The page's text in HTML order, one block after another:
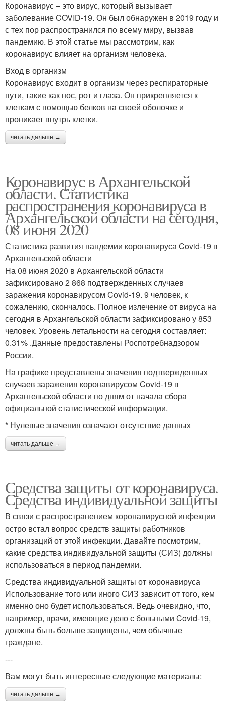
Коронавирус – это вирус, который вызывает
заболевание COVID-19. Он был обнаружен в 2019 году и
с тех пор распространился по всему миру, вызвав
пандемию. В этой статье мы рассмотрим, как
коронавирус влияет на организм человека.
Вход в организм
Коронавирус входит в организм через респираторные
пути, такие как нос, рот и глаза. Он прикрепляется к
клеткам с помощью белков на своей оболочке и
проникает внутрь клетки.
читать дальше →
Коронавирус в Архангельской
области. Статистика
распространения коронавируса в
Архангельской области на сегодня,
08 июня 2020
Статистика развития пандемии коронавируса Covid-19 в
Архангельской области
На 08 июня 2020 в Архангельской области
зафиксировано 2 868 подтвержденных случаев
заражения коронавирусом Covid-19. 9 человек, к
сожалению, скончалось. Полное излечение от вируса на
сегодня в Архангельской области зафиксировано у 853
человек. Уровень летальности на сегодня составляет:
0.31% .Данные предоставлены Роспотребнадзором
России.
На графике представлены значения подтвержденных
случаев заражения коронавирусом Covid-19 в
Архангельской области по дням от начала сбора
официальной статистической информации.
* Нулевые значения означают отсутствие данных
читать дальше →
Средства защиты от коронавируса.
Средства индивидуальной защиты
В связи с распространением коронавирусной инфекции
остро встал вопрос средств защиты работников
организаций от этой инфекции. Давайте посмотрим,
какие средства индивидуальной защиты (СИЗ) должны
использоваться в период пандемии.
Средства индивидуальной защиты от коронавируса
Использование того или иного СИЗ зависит от того, кем
именно оно будет использоваться. Ведь очевидно, что,
например, врачи, имеющие дело с больными Covid-19,
должны быть больше защищены, чем обычные
граждане.
---
Вам могут быть интересные следующие материалы:
читать дальше →